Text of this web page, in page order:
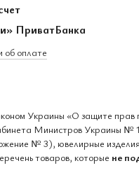
ПриватБанка
об оплате
Украины «О защите прав
Министров Украины №
№ 3), ювелирные
товаров, которые не